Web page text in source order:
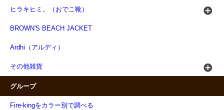
ヒラキヒミ。（おでこ靴）
BROWN'S BEACH JACKET
Ardhi（アルディ）
その他雑貨
グループ
Fire-kingをカラー別で調べる